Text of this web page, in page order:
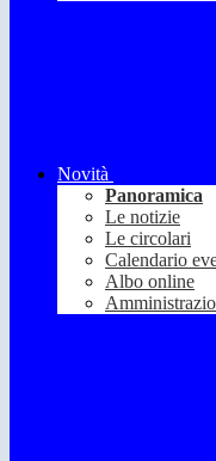
Novità
Panoramica
Le notizie
Le circolari
Calendario
Albo online